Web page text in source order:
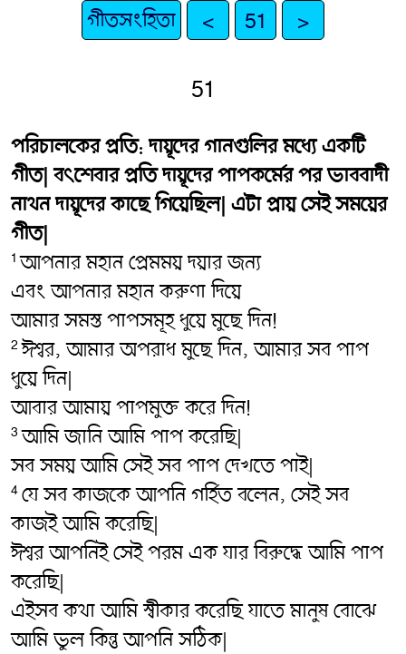
গীতসংহিতা < 51 >
51
পরিচালকের প্রতি: দায়ূদের গানগুলির মধ্যে একটি
গীত| বৎ‌শেবার প্রতি দায়ূদের পাপকর্মের পর ভাববাদী
নাথন দায়ূদের কাছে গিয়েছিল| এটা প্রায় সেই সময়ের
গীত|
1আপনার মহান প্রেমময় দয়ার জন্য
এবং আপনার মহান করুণা দিয়ে
আমার সমস্ত পাপসমূহ ধুয়ে মুছে দিন!
2ঈশ্বর, আমার অপরাধ মুছে দিন, আমার সব পাপ
ধুয়ে দিন|
আবার আমায় পাপমুক্ত করে দিন!
3আমি জানি আমি পাপ করেছি|
সব সময় আমি সেই সব পাপ দেখতে পাই|
4 যে সব কাজকে আপনি গর্হিত বলেন, সেই সব
কাজই আমি করেছি|
ঈশ্বর আপনিই সেই পরম এক যার বিরুদ্ধে আমি পাপ
করেছি|
এইসব কথা আমি স্বীকার করেছি যাতে মানুষ বোঝে
আমি ভুল কিন্তু আপনি সঠিক|